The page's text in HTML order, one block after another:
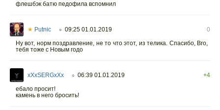
флешбэк батю педофила вспомнил
★ Putnic ○ 09:25 01.01.2019
0
Ну вот, норм поздравление, не то что этот, из телика. Спасибо, Bro,
тебя тоже с Новым годо
xXxSERGxXx ○ 06:39 01.01.2019
+4
ебало просит!
камень в него бросить!